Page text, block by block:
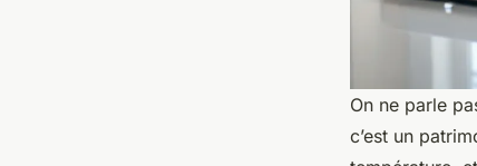
On ne parle
c’est un